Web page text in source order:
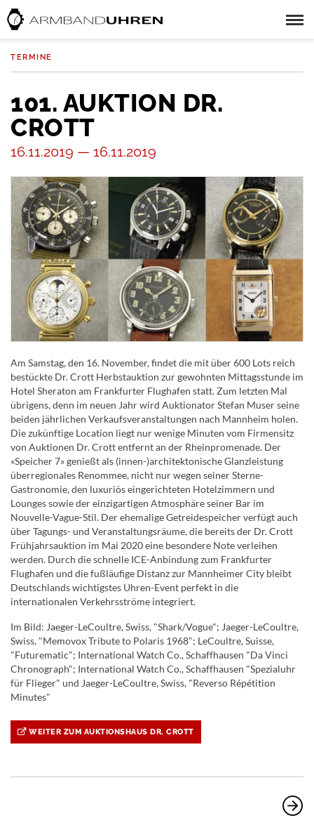
TERMINE
101. AUKTION DR.
CROTT
16.11.2019 — 16.11.2019
Am Samstag, den 16. November, findet die mit über 600 Lots reich
bestückte Dr. Crott Herbstauktion zur gewohnten Mittagsstunde im
Hotel Sheraton am Frankfurter Flughafen statt. Zum letzten Mal
übrigens, denn im neuen Jahr wird Auktionator Stefan Muser seine
beiden jährlichen Verkaufsveranstaltungen nach Mannheim holen.
Die zukünftige Location liegt nur wenige Minuten vom Firmensitz
von Auktionen Dr. Crott entfernt an der Rheinpromenade. Der
«Speicher 7» genießt als (innen-)architektonische Glanzleistung
überregionales Renommee, nicht nur wegen seiner Sterne-
Gastronomie, den luxuriös eingerichteten Hotelzimmern und
Lounges sowie der einzigartigen Atmosphäre seiner Bar im
Nouvelle-Vague-Stil. Der ehemalige Getreidespeicher verfügt auch
über Tagungs- und Veranstaltungsräume, die bereits der Dr. Crott
Frühjahrsauktion im Mai 2020 eine besondere Note verleihen
werden. Durch die schnelle ICE-Anbindung zum Frankfurter
Flughafen und die fußläufige Distanz zur Mannheimer City bleibt
Deutschlands wichtigstes Uhren-Event perfekt in die
internationalen Verkehrsströme integriert.
Im Bild: Jaeger-LeCoultre, Swiss, "Shark/Vogue"; Jaeger-LeCoultre,
Swiss, "Memovox Tribute to Polaris 1968"; LeCoultre, Suisse,
"Futurematic"; International Watch Co., Schaffhausen "Da Vinci
Chronograph"; International Watch Co., Schaffhausen "Spezialuhr
für Flieger" und Jaeger-LeCoultre, Swiss, "Reverso Répétition
Minutes"
WEITER ZUM AUKTIONSHAUS DR. CROTT